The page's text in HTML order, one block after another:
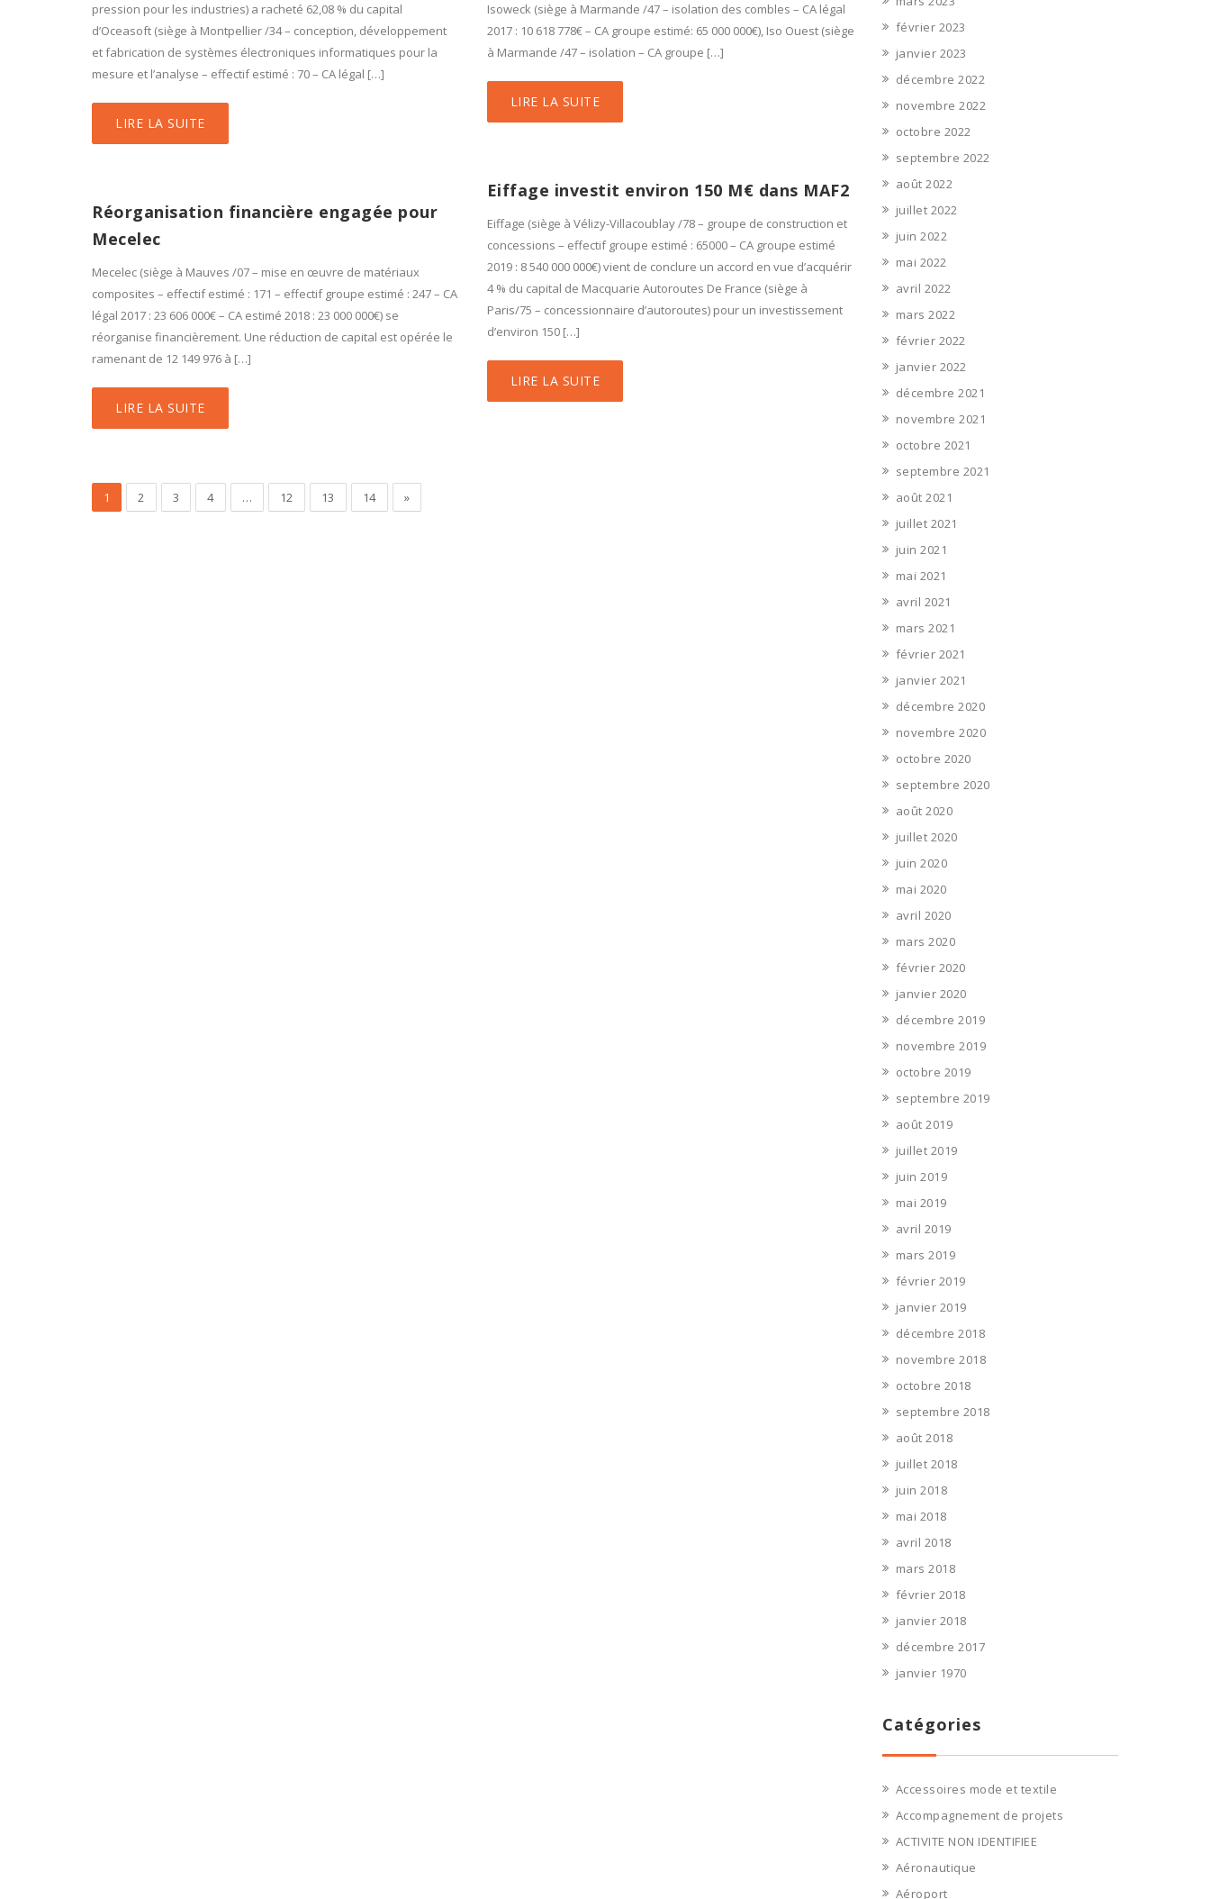
pression pour les industries) a racheté 62,08 % du capital
d’Oceasoft (siège à Montpellier /34 – conception, développement
et fabrication de systèmes électroniques informatiques pour la
mesure et l’analyse – effectif estimé : 70 – CA légal […]
LIRE LA SUITE
Isoweck (siège à Marmande /47 – isolation des combles – CA légal
2017 : 10 618 778€ – CA groupe estimé: 65 000 000€), Iso Ouest (siège
à Marmande /47 – isolation – CA groupe […]
LIRE LA SUITE
Eiffage investit environ 150 M€ dans MAF2
Eiffage (siège à Vélizy-Villacoublay /78 – groupe de construction et
concessions – effectif groupe estimé : 65000 – CA groupe estimé
2019 : 8 540 000 000€) vient de conclure un accord en vue d’acquérir
4 % du capital de Macquarie Autoroutes De France (siège à
Paris/75 – concessionnaire d’autoroutes) pour un investissement
d’environ 150 […]
LIRE LA SUITE
Réorganisation financière engagée pour
Mecelec
Mecelec (siège à Mauves /07 – mise en œuvre de matériaux
composites – effectif estimé : 171 – effectif groupe estimé : 247 – CA
légal 2017 : 23 606 000€ – CA estimé 2018 : 23 000 000€) se
réorganise financièrement. Une réduction de capital est opérée le
ramenant de 12 149 976 à […]
LIRE LA SUITE
1 2 3 4 … 12 13 14 »
février 2023
janvier 2023
décembre 2022
novembre 2022
octobre 2022
septembre 2022
août 2022
juillet 2022
juin 2022
mai 2022
avril 2022
mars 2022
février 2022
janvier 2022
décembre 2021
novembre 2021
octobre 2021
septembre 2021
août 2021
juillet 2021
juin 2021
mai 2021
avril 2021
mars 2021
février 2021
janvier 2021
décembre 2020
novembre 2020
octobre 2020
septembre 2020
août 2020
juillet 2020
juin 2020
mai 2020
avril 2020
mars 2020
février 2020
janvier 2020
décembre 2019
novembre 2019
octobre 2019
septembre 2019
août 2019
juillet 2019
juin 2019
mai 2019
avril 2019
mars 2019
février 2019
janvier 2019
décembre 2018
novembre 2018
octobre 2018
septembre 2018
août 2018
juillet 2018
juin 2018
mai 2018
avril 2018
mars 2018
février 2018
janvier 2018
décembre 2017
janvier 1970
Catégories
Accessoires mode et textile
Accompagnement de projets
ACTIVITE NON IDENTIFIEE
Aéronautique
Aéroport